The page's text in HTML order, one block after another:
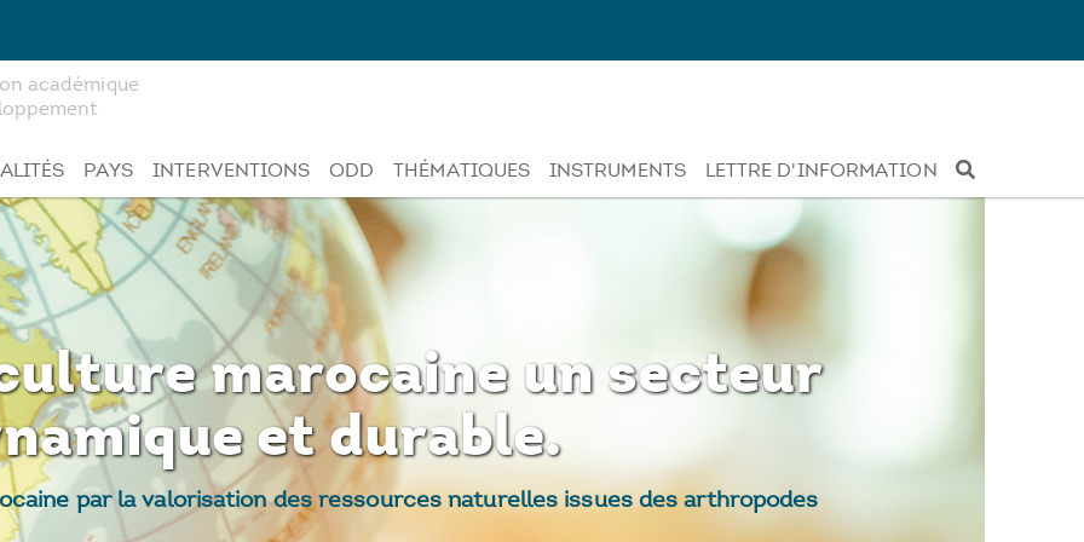
académique
PAYS INTERVENTIONS ODD THÉMATIQUES INSTRUMENTS LETTRE D'INFORMATION
marocaine un secteur
et durable.
par la valorisation des ressources naturelles issues des arthropodes